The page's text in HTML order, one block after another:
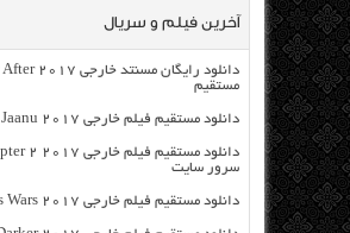
آخرین فیلم و سریال
مستقیم
دانلود مستقیم فیلم خارجی OK Jaanu 2017 از سرور سایت
سرور سایت
دانلود مستقیم فیلم خارجی Cross Wars 2017 از سرور سایت